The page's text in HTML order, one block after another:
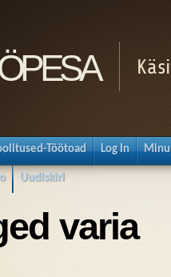
Töötoad Log In
Uudiskiri
varia